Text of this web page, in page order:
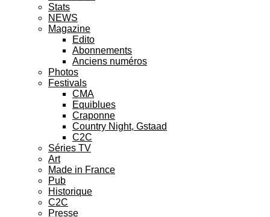
Stats
NEWS
Magazine
Edito
Abonnements
Anciens numéros
Photos
Festivals
CMA
Equiblues
Craponne
Country Night, Gstaad
C2C
Séries TV
Art
Made in France
Pub
Historique
C2C
Presse